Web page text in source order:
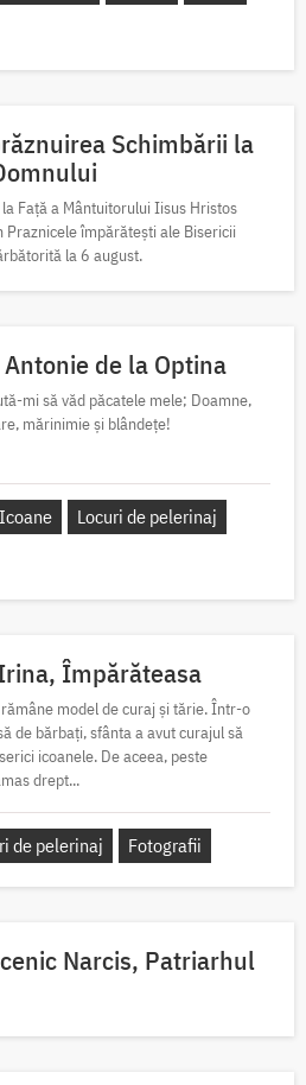
Schimbării la
Față a Mântuitorului Iisus Hristos
Praznicele împărătești ale Bisericii
la 6 august.
de la Optina
mi să văd păcatele mele; Doamne,
mărinimie şi blândeţe!
Icoane
Locuri de pelerinaj
Împărăteasa
model de curaj și tărie. Într-o
de bărbați, sfânta a avut curajul să
icoanele. De aceea, peste
drept...
de pelerinaj Fotografii
Narcis, Patriarhul